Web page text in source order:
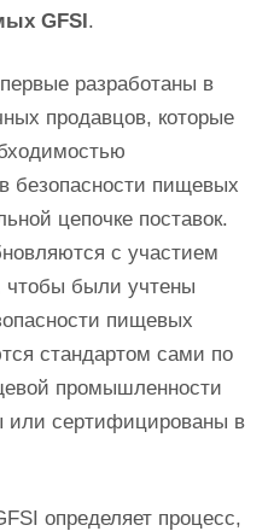
GFSI.
разработаны в
продавцов, которые
безопасности пищевых
цепочке поставок.
с участием
чтобы были учтены
пищевых
стандартом сами по
промышленности
или сертифицированы в
определяет процесс,